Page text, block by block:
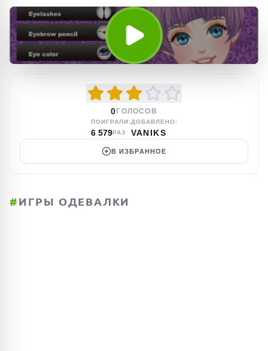
0 ГОЛОСОВ
ПОИГРАЛИ:
6 579РАЗ
ДОБАВЛЕНО:
VANIKS
В ИЗБРАННОЕ
#ИГРЫ ОДЕВАЛКИ